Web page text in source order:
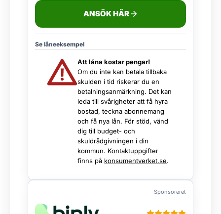
ANSÖK HÄR
Se låneeksempel
Att låna kostar pengar!
Om du inte kan betala tillbaka
skulden i tid riskerar du en
betalningsanmärkning. Det kan
leda till svårigheter att få hyra
bostad, teckna abonnemang
och få nya lån. För stöd, vänd
dig till budget- och
skuldrådgivningen i din
kommun. Kontaktuppgifter
finns på konsumentverket.se.
Sponsoreret